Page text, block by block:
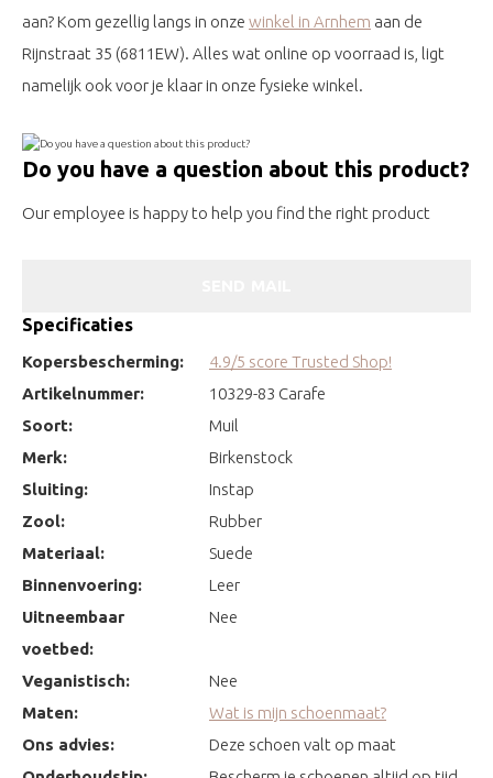
aan? Kom gezellig langs in onze winkel in Arnhem aan de
Rijnstraat 35 (6811EW). Alles wat online op voorraad is, ligt
namelijk ook voor je klaar in onze fysieke winkel.
Do you have a question about this product?
Our employee is happy to help you find the right product
Specificaties
Kopersbescherming:
4.9/5 score Trusted Shop!
Artikelnummer:
10329-83 Carafe
Soort:
Muil
Merk:
Birkenstock
Sluiting:
Instap
Zool:
Rubber
Materiaal:
Suede
Binnenvoering:
Leer
Uitneembaar
voetbed:
Nee
Veganistisch:
Nee
Maten:
Wat is mijn schoenmaat?
Ons advies:
Deze schoen valt op maat